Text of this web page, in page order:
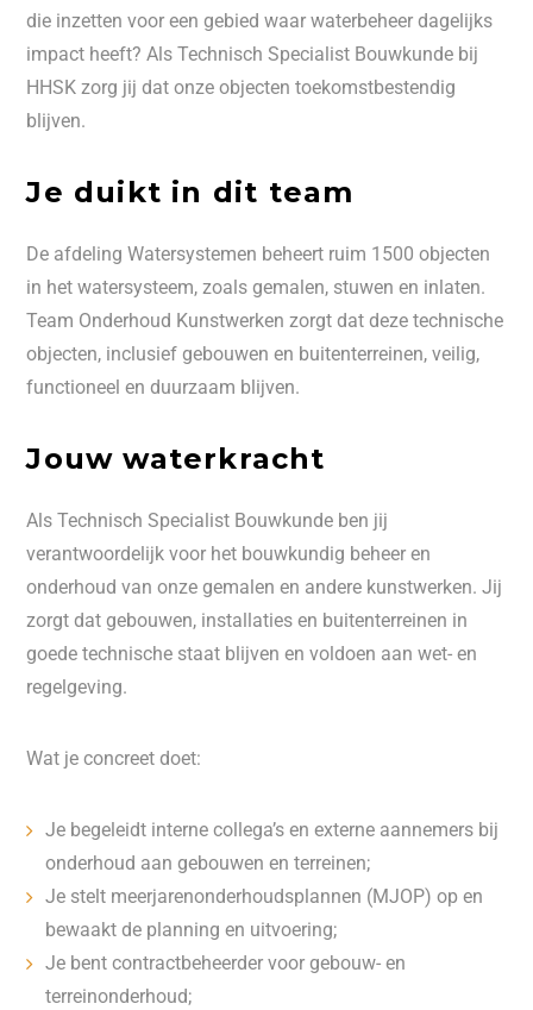
die inzetten voor een gebied waar waterbeheer dagelijks
impact heeft? Als Technisch Specialist Bouwkunde bij
HHSK zorg jij dat onze objecten toekomstbestendig
blijven.
Je duikt in dit team
De afdeling Watersystemen beheert ruim 1500 objecten
in het watersysteem, zoals gemalen, stuwen en inlaten.
Team Onderhoud Kunstwerken zorgt dat deze technische
objecten, inclusief gebouwen en buitenterreinen, veilig,
functioneel en duurzaam blijven.
Jouw waterkracht
Als Technisch Specialist Bouwkunde ben jij
verantwoordelijk voor het bouwkundig beheer en
onderhoud van onze gemalen en andere kunstwerken. Jij
zorgt dat gebouwen, installaties en buitenterreinen in
goede technische staat blijven en voldoen aan wet- en
regelgeving.
Wat je concreet doet:
Je begeleidt interne collega’s en externe aannemers bij
onderhoud aan gebouwen en terreinen;
Je stelt meerjarenonderhoudsplannen (MJOP) op en
bewaakt de planning en uitvoering;
Je bent contractbeheerder voor gebouw- en
terreinonderhoud;